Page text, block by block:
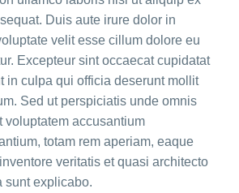
Duis aute irure dolor in
velit esse cillum dolore eu
Excepteur sint occaecat cupidatat
in culpa qui officia deserunt mollit
Sed ut perspiciatis unde omnis
voluptatem accusantium
totam rem aperiam, eaque
veritatis et quasi architecto
sunt explicabo.